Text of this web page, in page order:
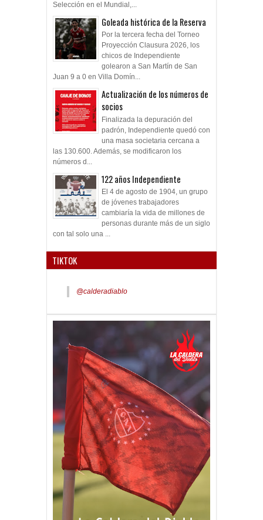
Selección en el Mundial,...
Goleada histórica de la Reserva
Por la tercera fecha del Torneo
Proyección Clausura 2026, los
chicos de Independiente
golearon a San Martín de San
Juan 9 a 0 en Villa Domín...
Actualización de los números de
socios
Finalizada la depuración del
padrón, Independiente quedó con
una masa societaria cercana a
las 130.600. Además, se modificaron los
números d...
122 años Independiente
El 4 de agosto de 1904, un grupo
de jóvenes trabajadores
cambiaría la vida de millones de
personas durante más de un siglo
con tal solo una ...
TIKTOK
@calderadiablo